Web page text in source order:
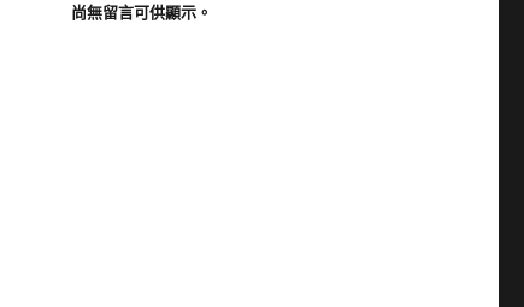
尚無留言可供顯示。